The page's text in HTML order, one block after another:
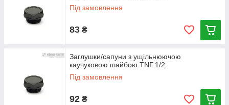
Під замовлення
83 ₴
Заглушки/сапуни з ущільнюючою
каучуковою шайбою TNF.1/2
Під замовлення
92 ₴